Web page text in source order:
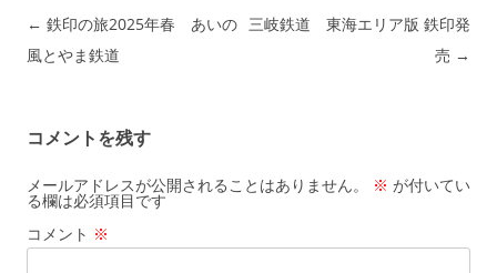
投稿ナビゲーション
← 鉄印の旅2025年春 あいの
風とやま鉄道
三岐鉄道 東海エリア版 鉄印発
売 →
コメントを残す
メールアドレスが公開されることはありません。 ※ が付いてい
る欄は必須項目です
コメント ※